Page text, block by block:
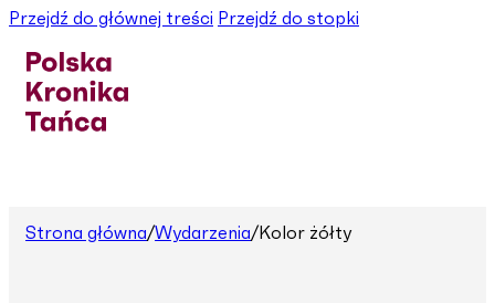
Przejdź do głównej treści Przejdź do stopki
Strona główna/Wydarzenia/Kolor żółty